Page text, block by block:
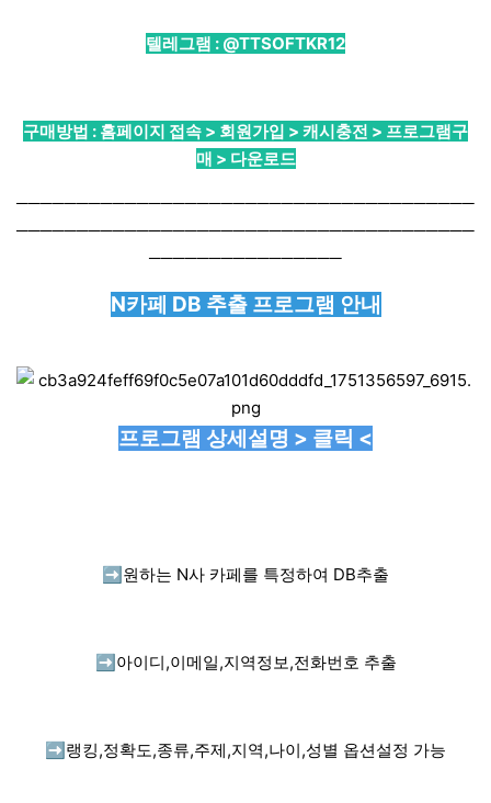
텔레그램 : @TTSOFTKR12
구매방법 : 홈페이지 접속 > 회원가입 > 캐시충전 > 프로그램구
매 > 다운로드
──────────────────────────────────────
──────────────────────────────────────
────────────────
N카페 DB 추출 프로그램 안내
프로그램 상세설명 > 클릭 <
➡️ 원하는 N사 카페를 특정하여 DB추출
➡️ 아이디,이메일,지역정보,전화번호 추출
➡️ 랭킹,정확도,종류,주제,지역,나이,성별 옵션설정 가능